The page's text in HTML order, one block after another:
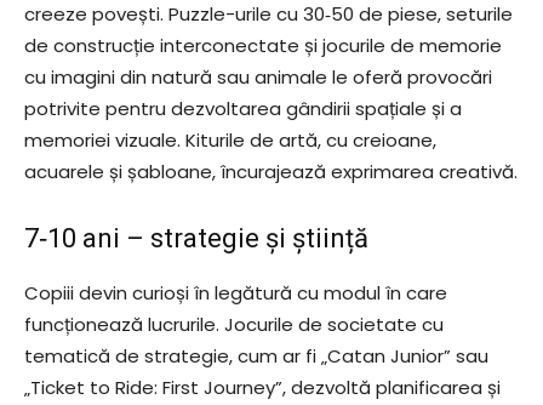
creeze povești. Puzzle-urile cu 30‑50 de piese, seturile
de construcție interconectate și jocurile de memorie
cu imagini din natură sau animale le oferă provocări
potrivite pentru dezvoltarea gândirii spațiale și a
memoriei vizuale. Kiturile de artă, cu creioane,
acuarele și șabloane, încurajează exprimarea creativă.
7‑10 ani – strategie și știință
Copiii devin curioși în legătură cu modul în care
funcționează lucrurile. Jocurile de societate cu
tematică de strategie, cum ar fi „Catan Junior” sau
„Ticket to Ride: First Journey”, dezvoltă planificarea și